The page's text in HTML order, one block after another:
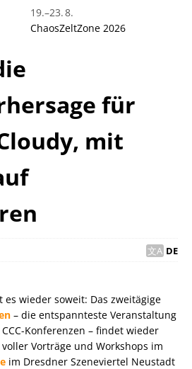
19.–23. 8.
ChaosZeltZone 2026
für
mit
DE
es wieder soweit: Das zweitägige
– die entspannteste Veranstaltung
Konferenzen – findet wieder
Vorträge und Workshops im
im Dresdner Szeneviertel Neustadt